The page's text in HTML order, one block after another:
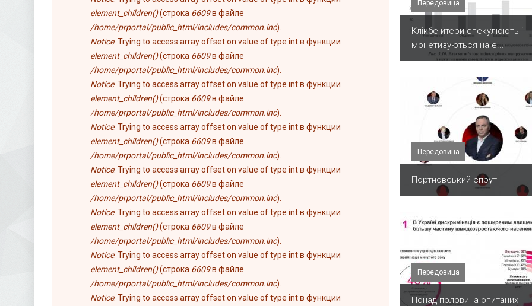
element_children()(строка 6609в файле
/home/prportal/public_html/includes/common.inc).
Notice: Trying to access array offset on value of type int в функции
element_children()(строка 6609в файле
/home/prportal/public_html/includes/common.inc).
Notice: Trying to access array offset on value of type int в функции
element_children()(строка 6609в файле
/home/prportal/public_html/includes/common.inc).
Notice: Trying to access array offset on value of type int в функции
element_children()(строка 6609в файле
/home/prportal/public_html/includes/common.inc).
Notice: Trying to access array offset on value of type int в функции
element_children()(строка 6609в файле
/home/prportal/public_html/includes/common.inc).
Notice: Trying to access array offset on value of type int в функции
element_children()(строка 6609в файле
/home/prportal/public_html/includes/common.inc).
Notice: Trying to access array offset on value of type int в функции
element_children()(строка 6609в файле
/home/prportal/public_html/includes/common.inc).
Notice: Trying to access array offset on value of type int в функции
Передовица
Клікбе йтери спекулюють і
монетизуються на е...
Передовица
Портновський спрут
Передовица
Понад половина опитаних